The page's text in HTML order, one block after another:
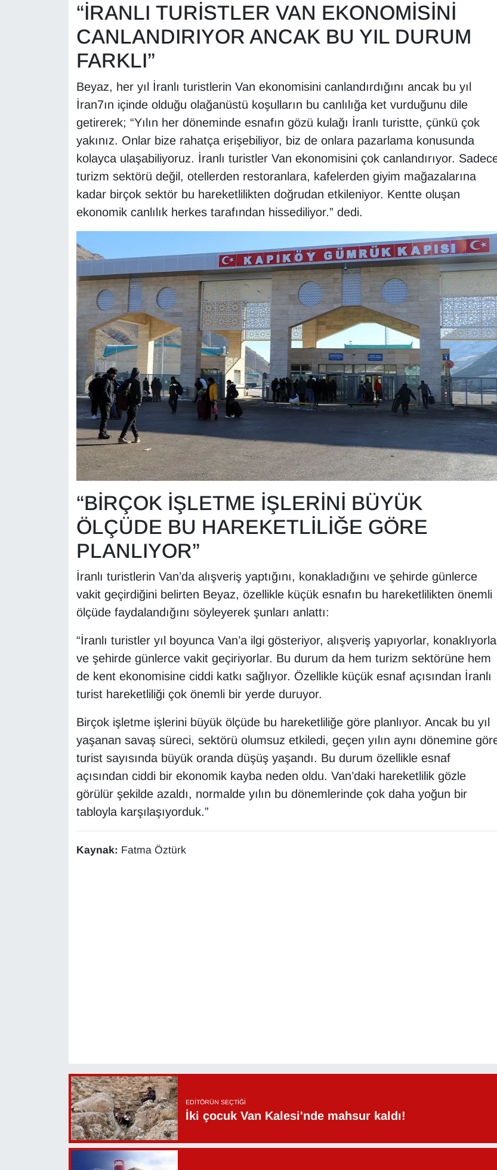
“İRANLI TURİSTLER VAN EKONOMİSİNİ
CANLANDIRIYOR ANCAK BU YIL DURUM
FARKLI”
Beyaz, her yıl İranlı turistlerin Van ekonomisini canlandırdığını ancak bu yıl
İran7ın içinde olduğu olağanüstü koşulların bu canlılığa ket vurduğunu dile
getirerek; “Yılın her döneminde esnafın gözü kulağı İranlı turistte, çünkü çok
yakınız. Onlar bize rahatça erişebiliyor, biz de onlara pazarlama konusunda
kolayca ulaşabiliyoruz. İranlı turistler Van ekonomisini çok canlandırıyor.
turizm sektörü değil, otellerden restoranlara, kafelerden giyim mağazalarına
kadar birçok sektör bu hareketlilikten doğrudan etkileniyor. Kentte oluşan
ekonomik canlılık herkes tarafından hissediliyor.” dedi.
“BİRÇOK İŞLETME İŞLERİNİ BÜYÜK
ÖLÇÜDE BU HAREKETLİLİĞE GÖRE
PLANLIYOR”
İranlı turistlerin Van’da alışveriş yaptığını, konakladığını ve şehirde günlerce
vakit geçirdiğini belirten Beyaz, özellikle küçük esnafın bu hareketlilikten önemli
ölçüde faydalandığını söyleyerek şunları anlattı:
“İranlı turistler yıl boyunca Van’a ilgi gösteriyor, alışveriş yapıyorlar,
ve şehirde günlerce vakit geçiriyorlar. Bu durum da hem turizm sektörüne hem
de kent ekonomisine ciddi katkı sağlıyor. Özellikle küçük esnaf açısından İranlı
turist hareketliliği çok önemli bir yerde duruyor.
Birçok işletme işlerini büyük ölçüde bu hareketliliğe göre planlıyor. Ancak bu yıl
yaşanan savaş süreci, sektörü olumsuz etkiledi, geçen yılın aynı dönemine
turist sayısında büyük oranda düşüş yaşandı. Bu durum özellikle esnaf
açısından ciddi bir ekonomik kayba neden oldu. Van’daki hareketlilik gözle
görülür şekilde azaldı, normalde yılın bu dönemlerinde çok daha yoğun bir
tabloyla karşılaşıyorduk.”
Kaynak: Fatma Öztürk
EDITÖRÜN SEÇTIĞI
İki çocuk Van Kalesi'nde mahsur kaldı!
RÖPORTAJ
Sinema - TV
TEKNOLOJİ
VAN'DA SPOR